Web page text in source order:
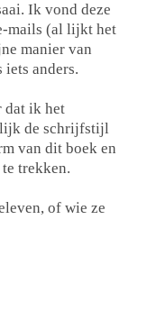
Ik vond deze
mails (al lijkt het
manier van
anders.
dat ik het
de schrijfstijl
van dit boek en
trekken.
of wie ze